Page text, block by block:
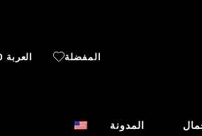
المفضلة العربة 0
المدونة